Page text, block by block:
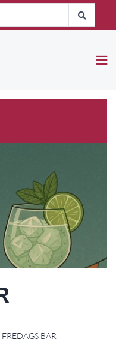

BAR